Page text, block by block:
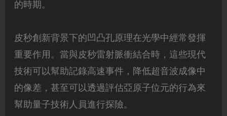
的時期。
皮秒創新背景下的凹凸孔原理在光學中經常發揮
重要作用。當與皮秒雷射脈衝結合時，這些現代
技術可以幫助記錄高速事件，降低超音波成像中
的像差，甚至可以透過評估亞原子位元的行為來
幫助量子技術人員進行探險。